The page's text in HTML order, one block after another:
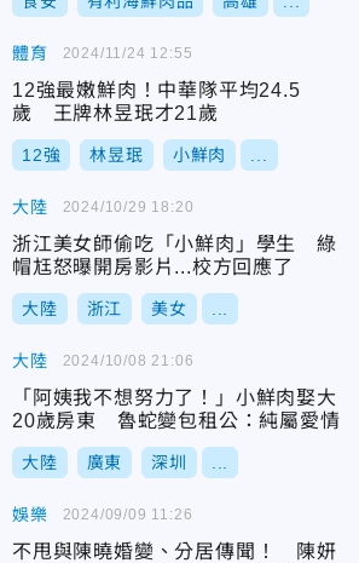
體育
12強最嫩鮮肉！中華隊平均24.5
歲 王牌林昱珉才21歲
12強 林昱珉 小鮮肉
2024/11/24 12:55
大陸
浙江美女師偷吃「小鮮肉」學生 綠
帽尪怒曝開房影片...校方回應了
大陸 浙江 美女
2024/10/29 18:20
大陸
「阿姨我不想努力了！」小鮮肉娶大
20歲房東 魯蛇變包租公：純屬愛情
大陸 廣東 深圳
2024/10/08 21:06
娛樂
不甩與陳曉婚變、分居傳聞！ 陳妍
2024/09/09 11:26